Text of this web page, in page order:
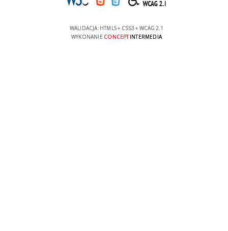
WALIDACJA: HTML5+ CSS3 + WCAG 2.1
WYKONANIE CONCEPTINTERMEDIA